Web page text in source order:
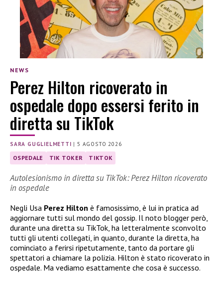
NEWS
Perez Hilton ricoverato in
ospedale dopo essersi ferito in
diretta su TikTok
SARA GUGLIELMETTI |5 AGOSTO 2026
OSPEDALE TIK TOKER TIKTOK
Autolesionismo in diretta su TikTok: Perez Hilton ricoverato
in ospedale
Negli Usa Perez Hilton è famosissimo, è lui in pratica ad
aggiornare tutti sul mondo del gossip. Il noto blogger però,
durante una diretta su TikTok, ha letteralmente sconvolto
tutti gli utenti collegati, in quanto, durante la diretta, ha
cominciato a ferirsi ripetutamente, tanto da portare gli
spettatori a chiamare la polizia. Hilton è stato ricoverato in
ospedale. Ma vediamo esattamente che cosa è successo.